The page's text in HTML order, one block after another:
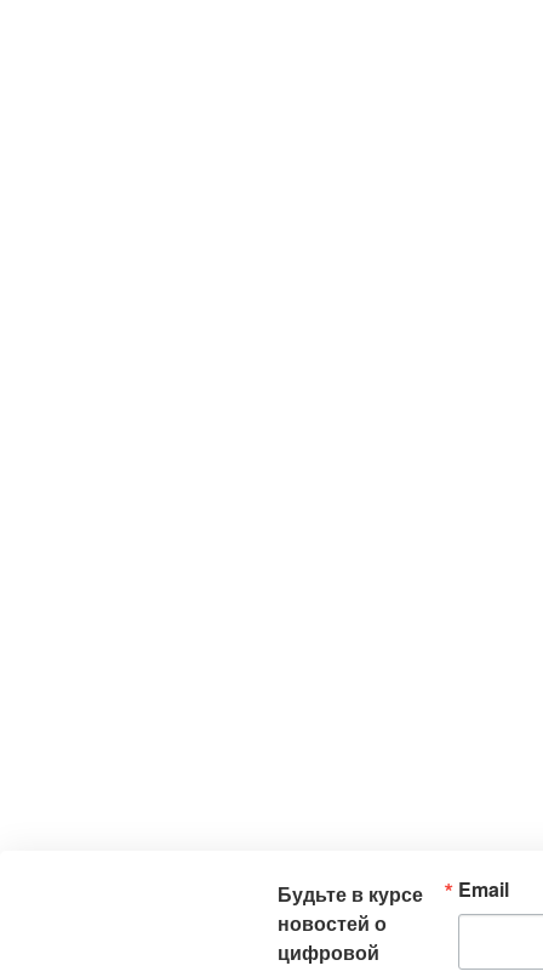
Будьте в курсе
новостей о
цифровой
Email